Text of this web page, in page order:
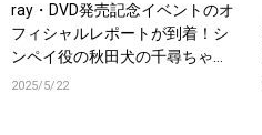
ray・DVD発売記念イベントのオ
フィシャルレポートが到着！シ
ンペイ役の秋田犬の千尋ちゃん
も登場！
2025/5/22